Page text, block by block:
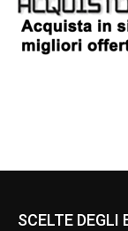
SCELTE DEGLI